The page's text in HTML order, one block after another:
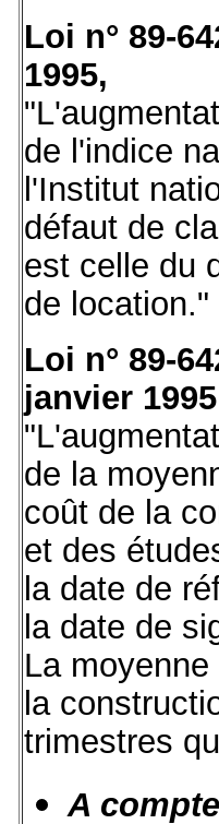
Loi n° 89-
1995,
de l'indice
l'Institut
défaut de
est celle du
de location."
Loi n° 89-
janvier
de la
coût de la
et des
la date de
la date de
La
la
trimestres
A